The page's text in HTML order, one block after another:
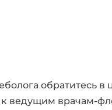
обратитесь в
ведущим врачам-